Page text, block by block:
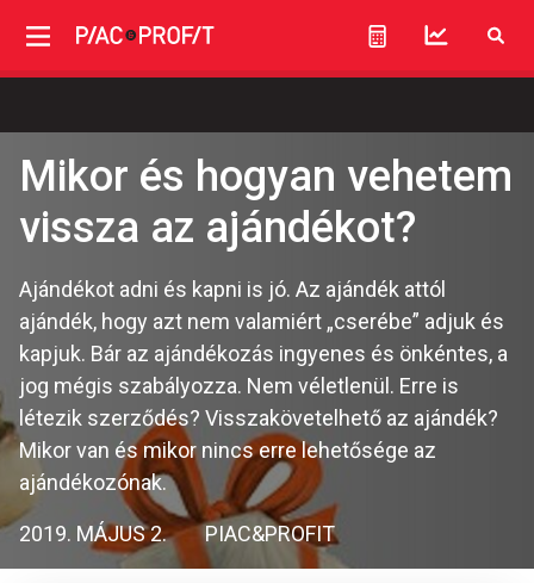
Mikor és hogyan vehetem
vissza az ajándékot?
Ajándékot adni és kapni is jó. Az ajándék attól
ajándék, hogy azt nem valamiért „cserébe” adjuk és
kapjuk. Bár az ajándékozás ingyenes és önkéntes, a
jog mégis szabályozza. Nem véletlenül. Erre is
létezik szerződés? Visszakövetelhető az ajándék?
Mikor van és mikor nincs erre lehetősége az
ajándékozónak.
2019. MÁJUS 2. PIAC&PROFIT